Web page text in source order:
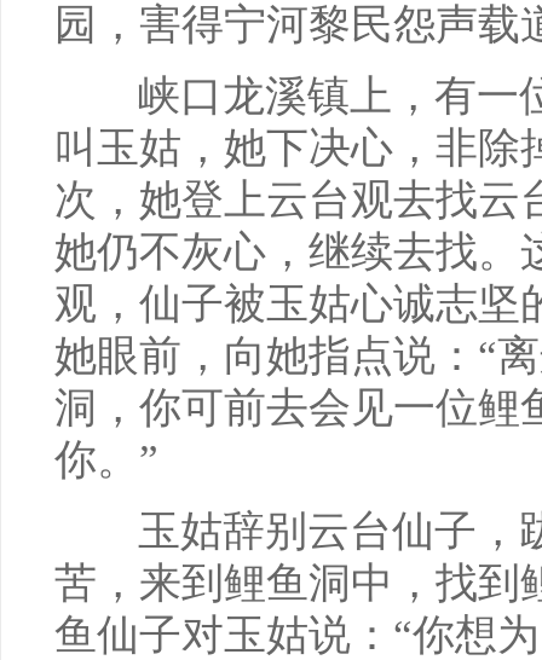
园，害得宁河黎民怨声载
峡口龙溪镇上，有一
叫玉姑，她下决心，非除
次，她登上云台观去找云
她仍不灰心，继续去找。
观，仙子被玉姑心诚志坚
她眼前，向她指点说：“
洞，你可前去会见一位鲤
你。”
玉姑辞别云台仙子，
苦，来到鲤鱼洞中，找到
鱼仙子对玉姑说：“你想